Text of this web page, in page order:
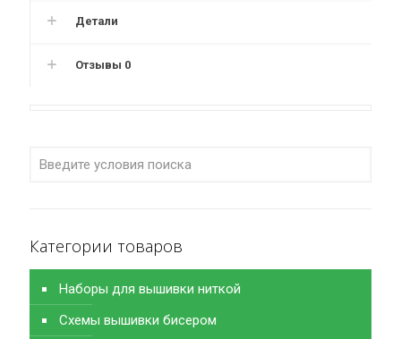
Детали
Отзывы 0
Категории товаров
Наборы для вышивки ниткой
Схемы вышивки бисером